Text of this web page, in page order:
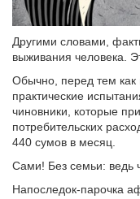
Другими словами,
выживания человека.
Обычно, перед тем как
практические
чиновники, которые
потребительских
440 сумов в месяц.
Сами! Без семьи: ведь
Напоследок-парочка